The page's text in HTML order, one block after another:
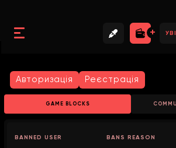
Авторизація Реєстрація
GAME BLOCKS
BANNED USER BANS REASON